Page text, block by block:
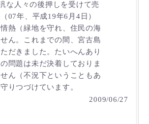
な人々の後押しを受けて売
07年、平成19年6月4日）
熱（緑地を守れ、住民の海
ん。これまでの間、宮古島
だきました。たいへんあり
問題は未だ決着しておりま
ん（不況下ということもあ
りつづけています。
2009/06/27